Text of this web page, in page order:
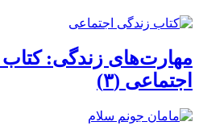
مهارت‌های زندگی:
اجتماعی (۳)